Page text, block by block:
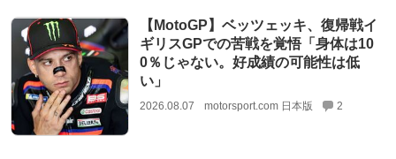
【MotoGP】ベッツェッキ、復帰戦イ
ギリスGPでの苦戦を覚悟「身体は10
0％じゃない。好成績の可能性は低
い」
2026.08.07 motorsport.com 日本版 2